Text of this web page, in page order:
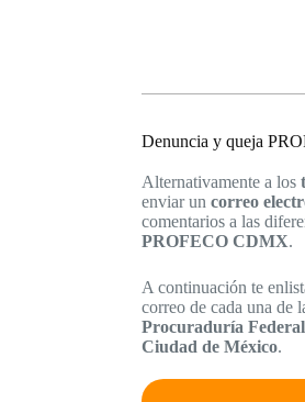
Denuncia y queja
Alternativamente a los
enviar un correo
comentarios a las
PROFECO CDMX.
A continuación te
correo de cada una de
Procuraduría
Ciudad de México.